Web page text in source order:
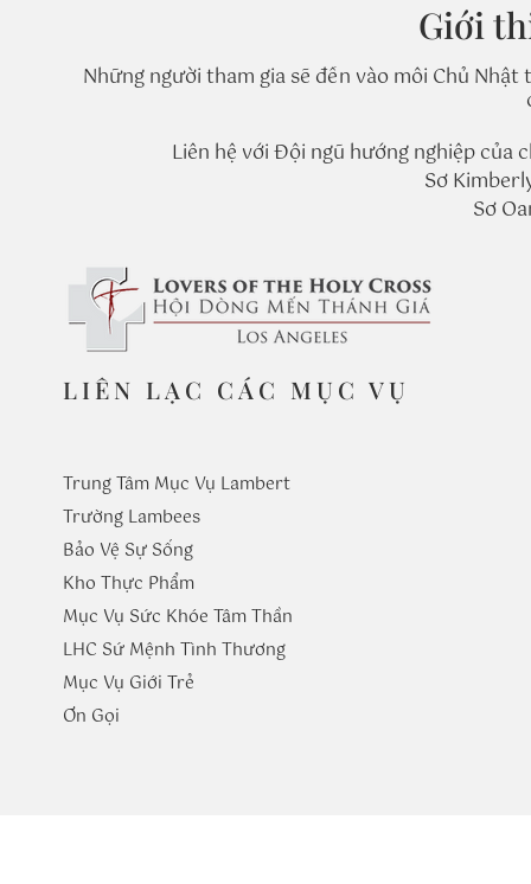
Giới
Những người tham gia sẽ đến vào mỗi Chủ
Liên hệ với Đội ngũ hướng nghiệp
Sơ
Sơ
LIÊN LẠC CÁC MỤC VỤ
Trung Tâm Mục Vụ Lambert
Trường Lambees
Bảo Vệ Sự Sống
Kho Thực Phẩm
Mục Vụ Sức Khóe Tâm Thần
LHC Sứ Mệnh Tình Thương
Mục Vụ Giới Trẻ
​Ơn Gọi